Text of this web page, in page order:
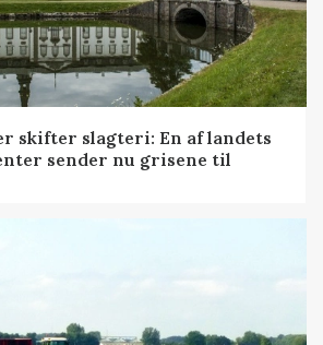
skifter slagteri: En af landets
sender nu grisene til